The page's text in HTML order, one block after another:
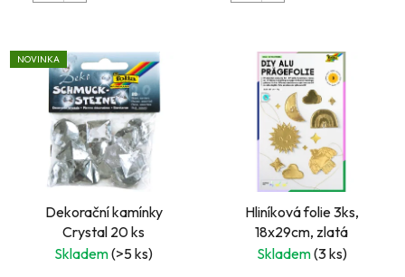
NOVINKA
Dekorační kamínky
Crystal 20 ks
Skladem(>5 ks)
Hliníková folie 3ks,
18x29cm, zlatá
Skladem(3 ks)